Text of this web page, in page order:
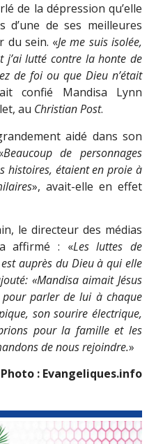
de la dépression qu’elle
d’une de ses meilleures
du sein. «Je me suis isolée,
j’ai lutté contre la honte de
de foi ou que Dieu n’était
confié Mandisa Lynn
au Christian Post.
aidé dans son
Beaucoup de personnages
histoires, étaient en proie à
», avait-elle en effet
le directeur des médias
affirmé : «Les luttes de
auprès du Dieu à qui elle
«Mandisa aimait Jésus
parler de lui à chaque
son sourire électrique,
pour la famille et les
de nous rejoindre.»
: Evangeliques.info